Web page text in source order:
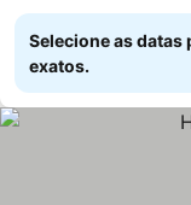
Selecione as datas
exatos.